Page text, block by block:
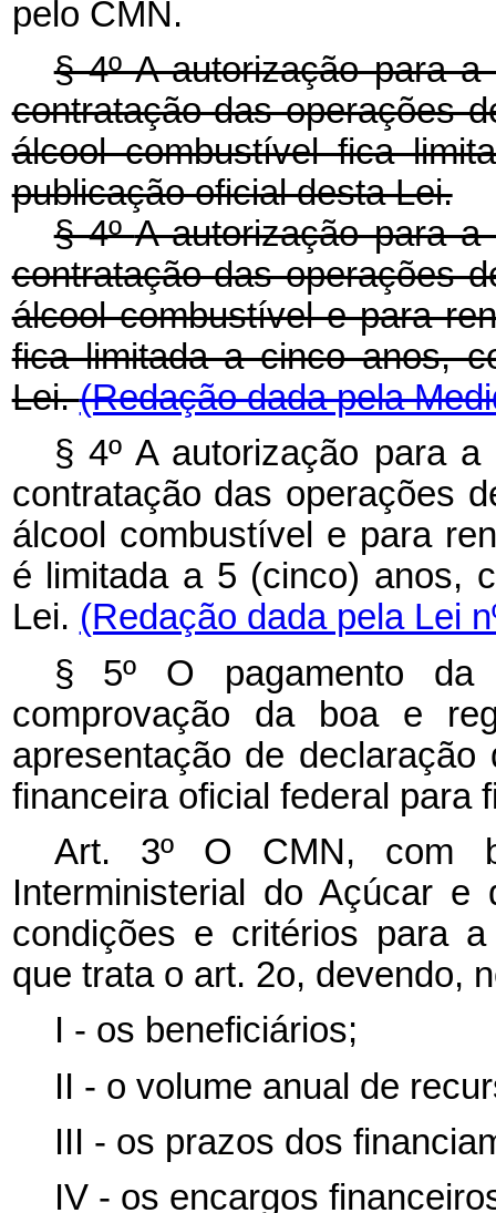
pelo CMN.
§ 4º A autorização para
contratação das operações
álcool combustível fica
publicação oficial desta Lei.
§ 4ºA autorização para
contratação das operações
álcool combustível e para
fica limitada a cinco anos,
Lei.(Redação dada pela
§ 4º A autorização para
contratação das operações
álcool combustível e para
é limitada a 5 (cinco) anos,
Lei. (Redação dada pela Lei
§ 5º O pagamento da
comprovação da boa e
apresentação de
financeira oficial federal para
Art. 3º O CMN, com
Interministerial do Açúcar
condições e critérios para
que trata o art. 2o, devendo,
I - os beneficiários;
II - o volume anual de
III - os prazos dos
IV - os encargos